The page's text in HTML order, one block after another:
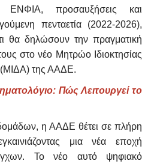
ΕΝΦΙΑ, προσαυξήσεις και
πενταετία (2022-2026),
θα δηλώσουν την πραγματική
στο νέο Μητρώο Ιδιοκτησίας
(ΜΙΔΑ) της ΑΑΔΕ.
Πώς Λειτουργεί το
η ΑΑΔΕ θέτει σε πλήρη
μια νέα εποχή
Το νέο αυτό ψηφιακό